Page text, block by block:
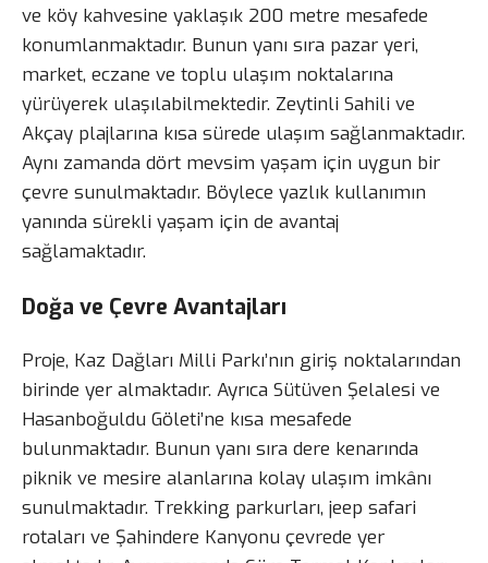
ve köy kahvesine yaklaşık 200 metre mesafede
konumlanmaktadır. Bunun yanı sıra pazar yeri,
market, eczane ve toplu ulaşım noktalarına
yürüyerek ulaşılabilmektedir. Zeytinli Sahili ve
Akçay plajlarına kısa sürede ulaşım sağlanmaktadır.
Aynı zamanda dört mevsim yaşam için uygun bir
çevre sunulmaktadır. Böylece yazlık kullanımın
yanında sürekli yaşam için de avantaj
sağlamaktadır.
Doğa ve Çevre Avantajları
Proje, Kaz Dağları Milli Parkı’nın giriş noktalarından
birinde yer almaktadır. Ayrıca Sütüven Şelalesi ve
Hasanboğuldu Göleti’ne kısa mesafede
bulunmaktadır. Bunun yanı sıra dere kenarında
piknik ve mesire alanlarına kolay ulaşım imkânı
sunulmaktadır. Trekking parkurları, jeep safari
rotaları ve Şahindere Kanyonu çevrede yer